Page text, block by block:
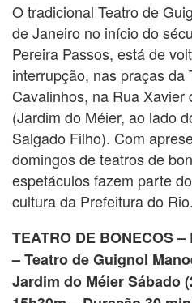
O tradicional Teatro de
de Janeiro no início do
Pereira Passos, está de
interrupção, nas praças da
Cavalinhos, na Rua Xavier
(Jardim do Méier, ao lado
Salgado Filho). Com
domingos de teatros de
espetáculos fazem parte
cultura da Prefeitura do Rio.
TEATRO DE BONECOS
– Teatro de Guignol
Jardim do Méier Sábado